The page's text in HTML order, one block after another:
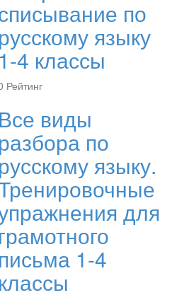
по
русскому языку
1-4 классы
Рейтинг
Все виды
разбора по
русскому языку.
для
письма 1-4
классы